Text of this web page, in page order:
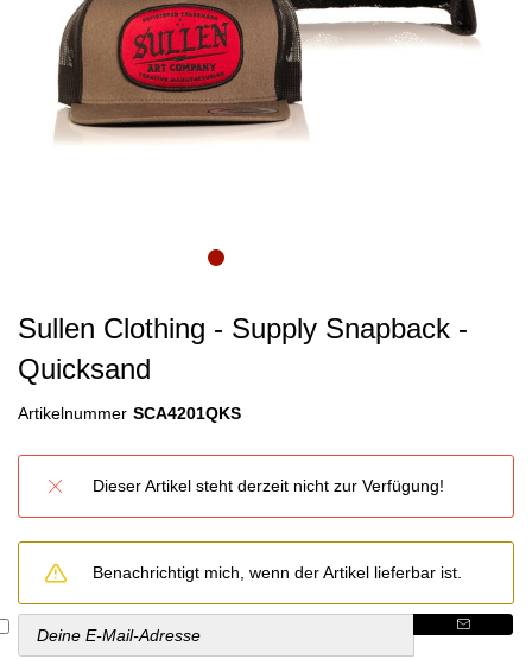
Sullen Clothing - Supply Snapback -
Quicksand
Artikelnummer SCA4201QKS
Dieser Artikel steht derzeit nicht zur Verfügung!
Benachrichtigt mich, wenn der Artikel lieferbar ist.